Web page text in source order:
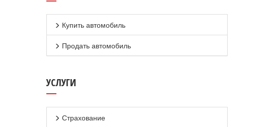
Купить автомобиль
Продать автомобиль
УСЛУГИ
Страхование